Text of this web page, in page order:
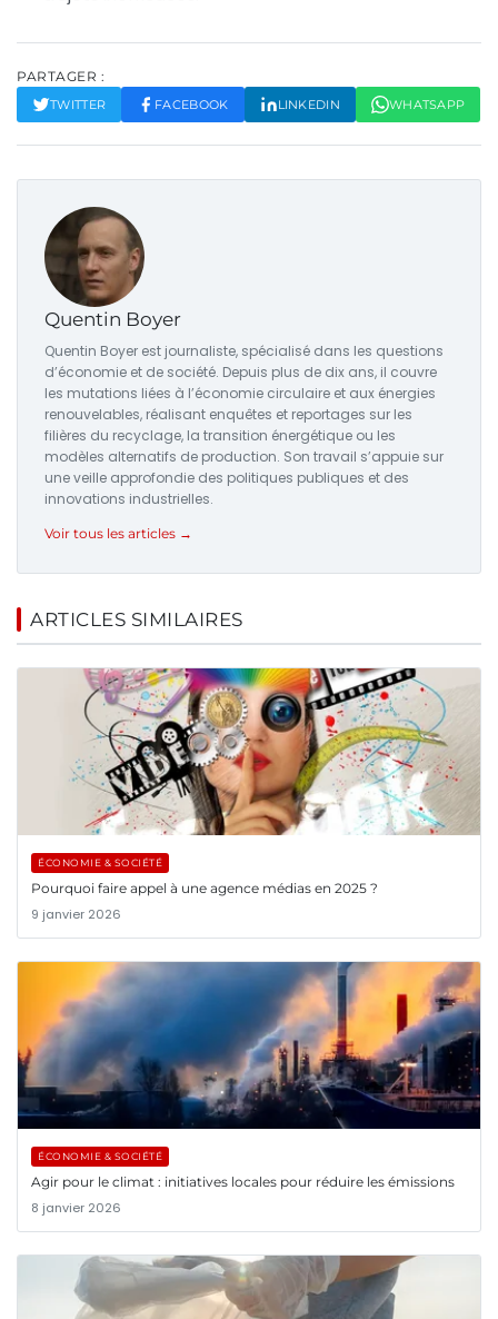
PARTAGER :
TWITTER FACEBOOK LINKEDIN WHATSAPP
Quentin Boyer
Quentin Boyer est journaliste, spécialisé dans les questions
d’économie et de société. Depuis plus de dix ans, il couvre
les mutations liées à l’économie circulaire et aux énergies
renouvelables, réalisant enquêtes et reportages sur les
filières du recyclage, la transition énergétique ou les
modèles alternatifs de production. Son travail s’appuie sur
une veille approfondie des politiques publiques et des
innovations industrielles.
Voir tous les articles →
ARTICLES SIMILAIRES
ÉCONOMIE & SOCIÉTÉ
Pourquoi faire appel à une agence médias en 2025 ?
9 janvier 2026
ÉCONOMIE & SOCIÉTÉ
Agir pour le climat : initiatives locales pour réduire les émissions
8 janvier 2026